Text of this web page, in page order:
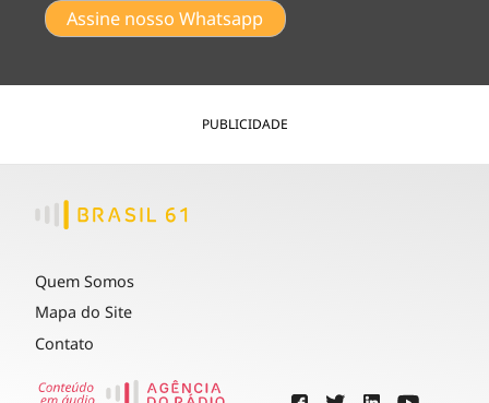
Assine nosso Whatsapp
PUBLICIDADE
Quem Somos
Mapa do Site
Contato